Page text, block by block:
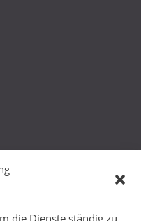
die Dienste ständig zu